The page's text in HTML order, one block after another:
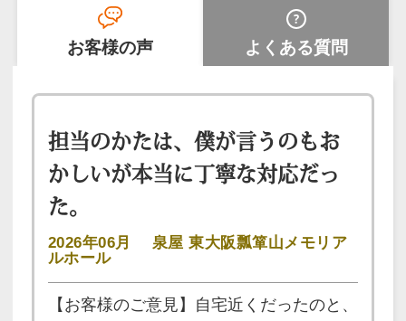
お客様の声 よくある質問
担当のかたは、僕が言うのもお
かしいが本当に丁寧な対応だっ
た。
2026年06月
泉屋 東大阪瓢箪山メモリア
ルホール
【お客様のご意見】自宅近くだったのと、